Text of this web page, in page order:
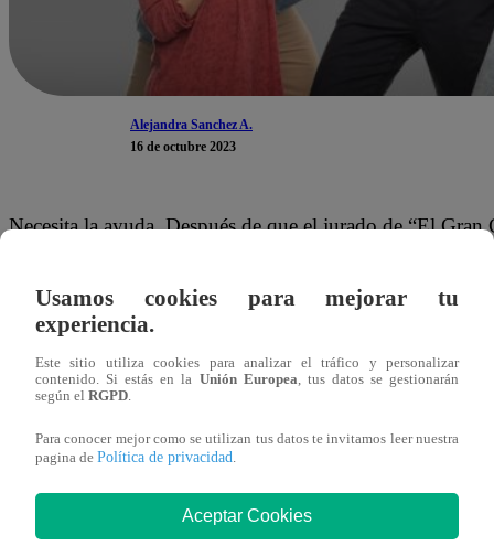
Alejandra Sanchez A.
16 de octubre 2023
Necesita la ayuda. Después de que el jurado de “El Gran
invitado Junior Silva.
preparación del primer plato. “Eres mi conejillo. Usaré
Este lunes 16 de octubre, se vive una nueva Noche de
Famosos”. Ximena Hoyos, Renato Rossini Jr, Mónica
Bernaola se enfrentan en la cocina para definir quiénes
Usamos cookies para mejorar tu
experiencia.
Este sitio utiliza cookies para analizar el tráfico y personalizar
contenido. Si estás en la Unión Europea , tus datos se gestionarán
según el RGPD
Para conocer mejor como se utilizan tus datos te invitamos leer nuestra
pagina de Política de privacidad
Aceptar Cookies